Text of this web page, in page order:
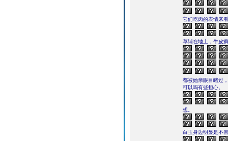
它们吃肉的表情来
草铺在地上，牛皮
都被她亲眼目睹过
可以吗有些担心。
想。
白玉身边明显是不